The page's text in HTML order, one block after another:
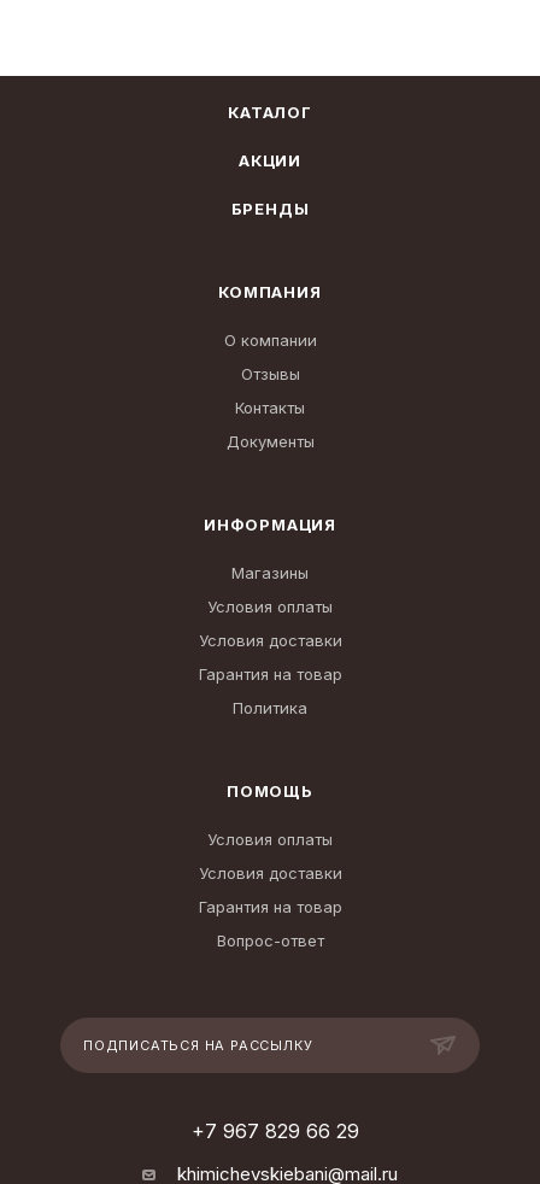
КАТАЛОГ
АКЦИИ
БРЕНДЫ
КОМПАНИЯ
О компании
Отзывы
Контакты
Документы
ИНФОРМАЦИЯ
Магазины
Условия оплаты
Условия доставки
Гарантия на товар
Политика
ПОМОЩЬ
Условия оплаты
Условия доставки
Гарантия на товар
Вопрос-ответ
ПОДПИСАТЬСЯ НА РАССЫЛКУ
+7 967 829 66 29
khimichevskiebani@mail.ru